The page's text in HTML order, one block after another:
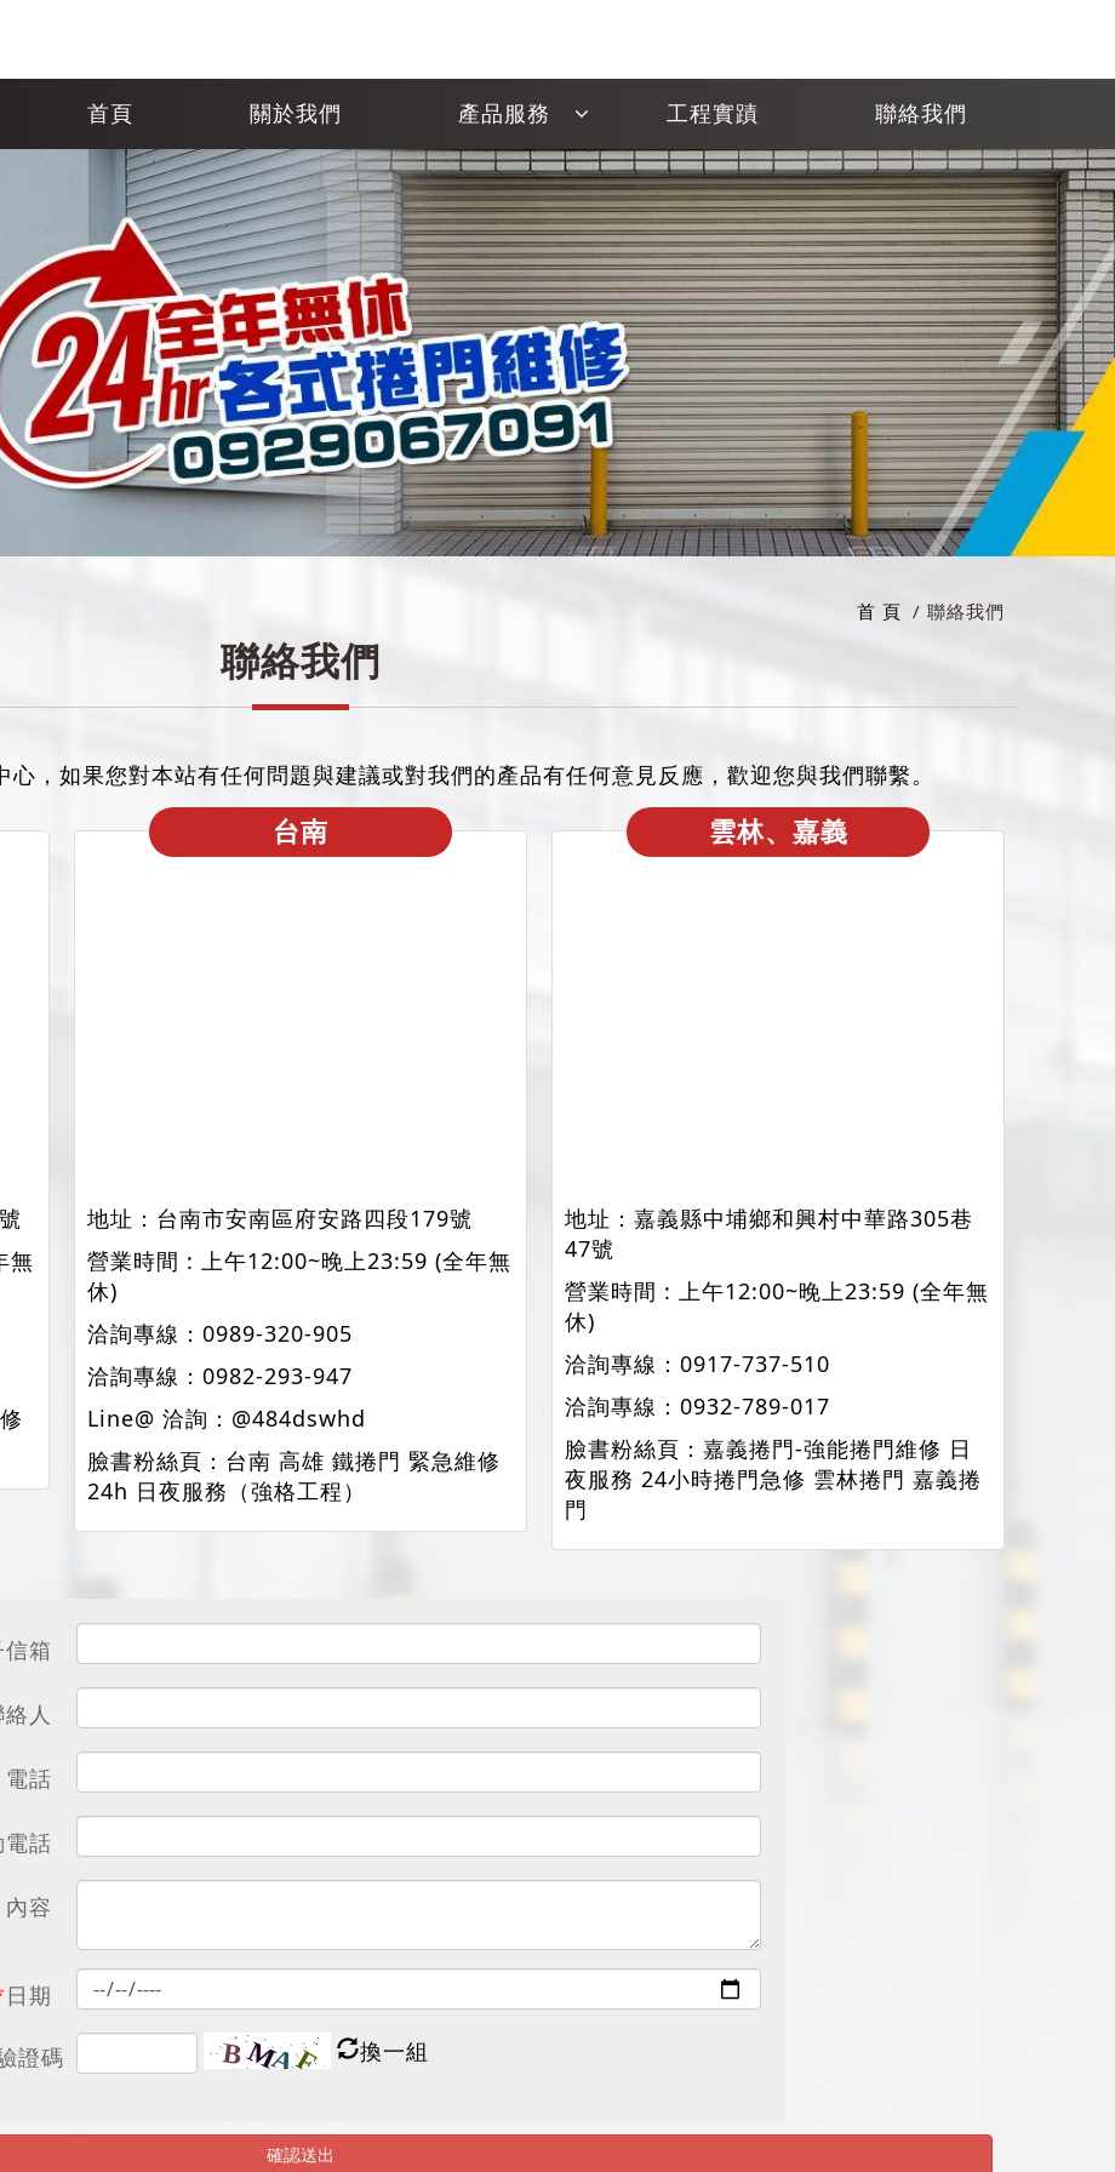
首頁 關於我們 產品服務 工程實蹟 聯絡我們
聯絡我們
首 頁 聯絡我們
，如果您對本站有任何問題與建議或對我們的產品有任何意見反應，歡迎您與我們聯繫。
無
台南
地址： 台南市安南區府安路四段179號
營業時間 : 上午12:00~晚上23:59 (全年無
休)
洽詢專線： 0989-320-905
洽詢專線： 0982-293-947
Line@ 洽詢： @484dswhd
臉書粉絲頁： 台南 高雄 鐵捲門 緊急維修
24h 日夜服務（強格工程）
雲林、嘉義
地址：嘉義縣中埔鄉和興村中華路305巷
47號
營業時間 : 上午12:00~晚上23:59 (全年無
休)
洽詢專線：0917-737-510
洽詢專線：0932-789-017
臉書粉絲頁：嘉義捲門-強能捲門維修 日
夜服務 24小時捲門急修 雲林捲門 嘉義捲
門
箱
人
電話
話
內容
日期
證碼 換一組
確認送出